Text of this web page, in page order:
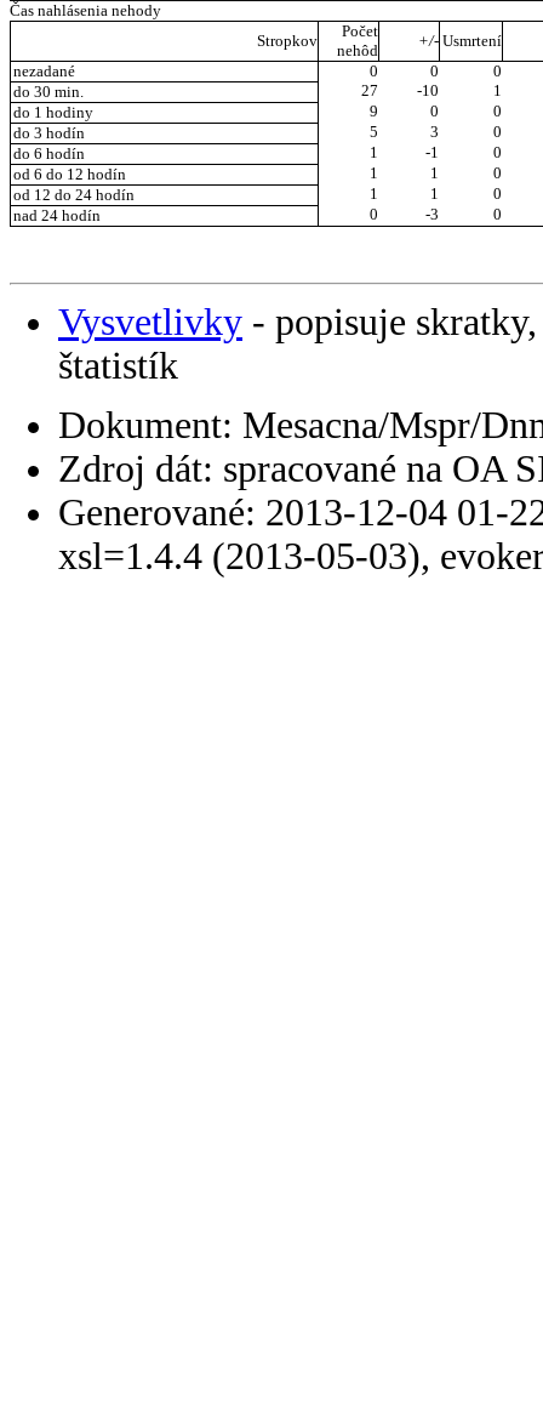
Čas nahlásenia nehody
Stropkov
Počet
nehôd
+/- Usmrtení
nezadané
0 0
0
do 30 min.
27 -10
1
do 1 hodiny
9 0
0
do 3 hodín
5 3
0
do 6 hodín
1 -1
0
od 6 do 12 hodín
1 1
0
od 12 do 24 hodín
1 1
0
nad 24 hodín
0 -3 0
Vysvetlivky - popisuje
štatistík
Dokument: Mesacna/Mspr/
Zdroj dát: spracované na OA
Generované: 2013-12-04 01-
xsl=1.4.4 (2013-05-03),